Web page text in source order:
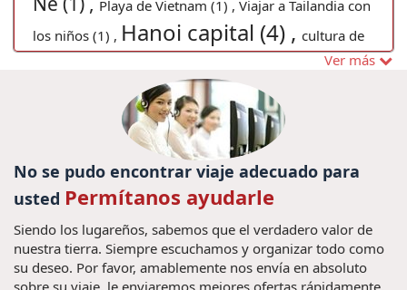
Playa de Vietnam (1) , Viajar a Tailandia con
los niños (1) , Hanoi capital (4) , cultura de
viagens para Mianmar (1) ,
Viajes privado a Vietnam (10) ,
vacaciones birmania (6) ,viaje a Halong Bay (2) ,
Viajes Phnom Penh (2) ,Viajes a Hue (3) ,viajar
vietnam (4) ,
Visto Vietnamita (1) ,
Que comprar en
vietnam (1) ,Como passar duas semanas no Vietnã e
Laos? (1) ,Férias no Vietname (1) ,Pacotes de viagens
Laos (1) , Tailândia (1) ,
vietnam (129) , visitar Tailândia (4) ,guia Tailândia
(1) ,viajar a myanmar (28) ,Sapa Vietnam (3)
Ver más
No se pudo encontrar viaje adecuado para
usted Permítanos ayudarle
Siendo los lugareños, sabemos que el verdadero valor de
nuestra tierra. Siempre escuchamos y organizar todo como
su deseo. Por favor, amablemente nos envía en absoluto
sobre su viaje, le enviaremos mejores ofertas rápidamente.